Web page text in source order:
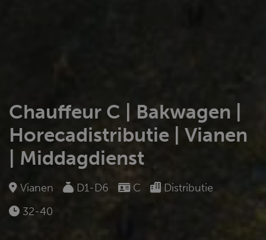
Chauffeur C | Bakwagen |
Horecadistributie | Vianen
| Middagdienst
Vianen D1-D6 C
Distributie
32-40